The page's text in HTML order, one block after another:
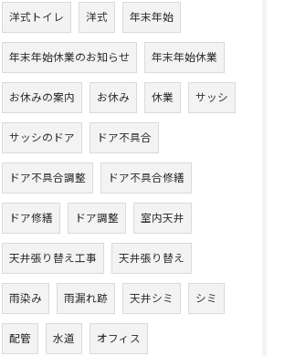
洋式トイレ 洋式 年末年始
年末年始休業のお知らせ 年末年始休業
お休みの案内 お休み 休業 サッシ
サッシのドア ドア不具合
ドア不具合調整 ドア不具合修繕
ドア修繕 ドア調整 室内天井
天井張り替え工事 天井張り替え
雨染み 雨漏れ跡 天井シミ シミ
配管 水道 オフィス